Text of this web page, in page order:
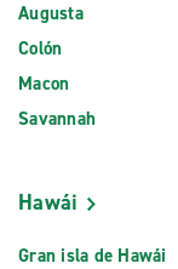
Augusta
Colón
Macon
Savannah
Hawái
Gran isla de Hawái